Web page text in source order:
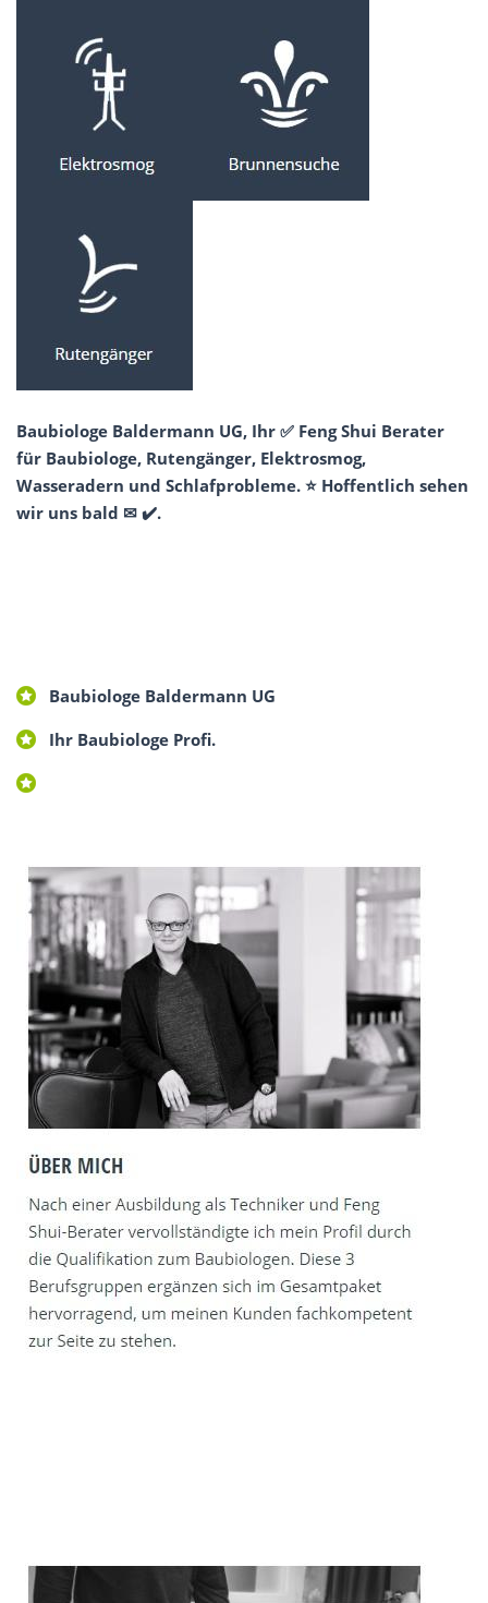
Baubiologe Baldermann UG, Ihr ✅ Feng Shui Berater
für Baubiologe, Rutengänger, Elektrosmog,
Wasseradern und Schlafprobleme. ⭐ Hoffentlich sehen
wir uns bald ✉ ✔️.
Baubiologe Baldermann UG
Ihr Baubiologe Profi.